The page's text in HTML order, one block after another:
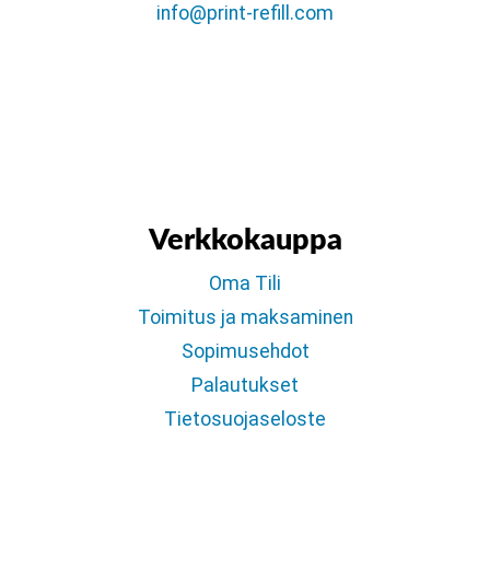
info@print-refill.com
Verkkokauppa
Oma Tili
Toimitus ja maksaminen
Sopimusehdot
Palautukset
Tietosuojaseloste